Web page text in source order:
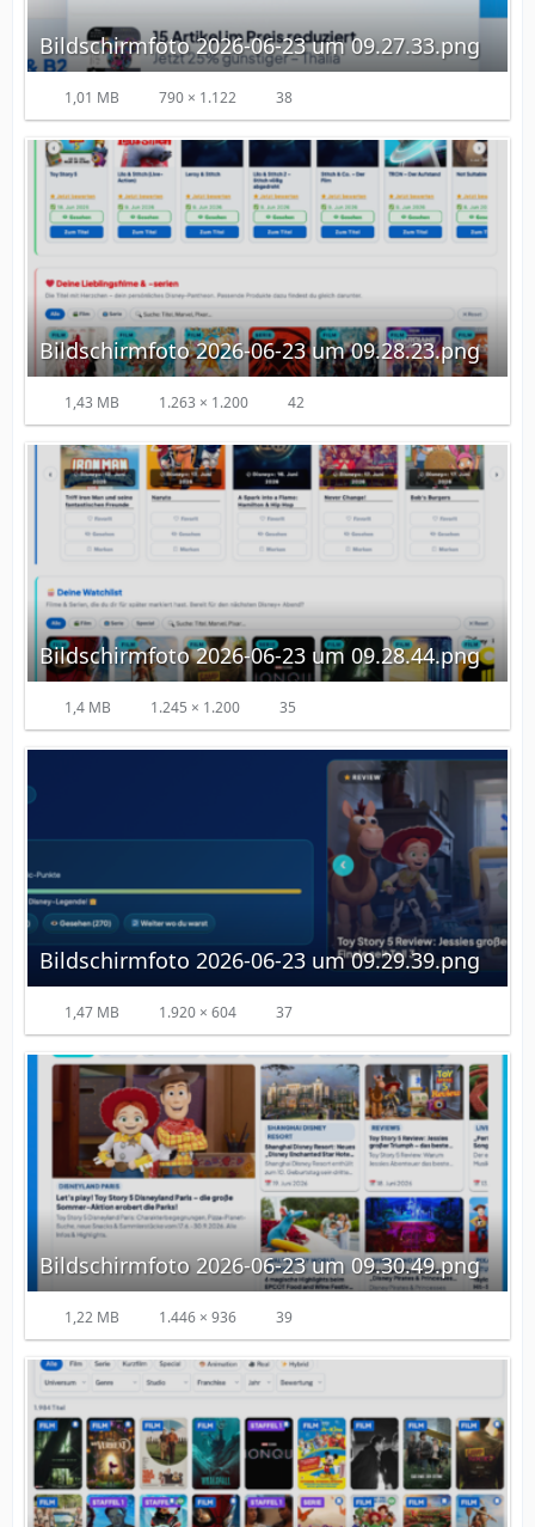
Bildschirmfoto 2026-06-23 um 09.27.33.png
1,01 MB 790 × 1.122 38
Bildschirmfoto 2026-06-23 um 09.28.23.png
1,43 MB 1.263 × 1.200 42
Bildschirmfoto 2026-06-23 um 09.28.44.png
1,4 MB 1.245 × 1.200 35
Bildschirmfoto 2026-06-23 um 09.29.39.png
1,47 MB 1.920 × 604 37
Bildschirmfoto 2026-06-23 um 09.30.49.png
1,22 MB 1.446 × 936 39